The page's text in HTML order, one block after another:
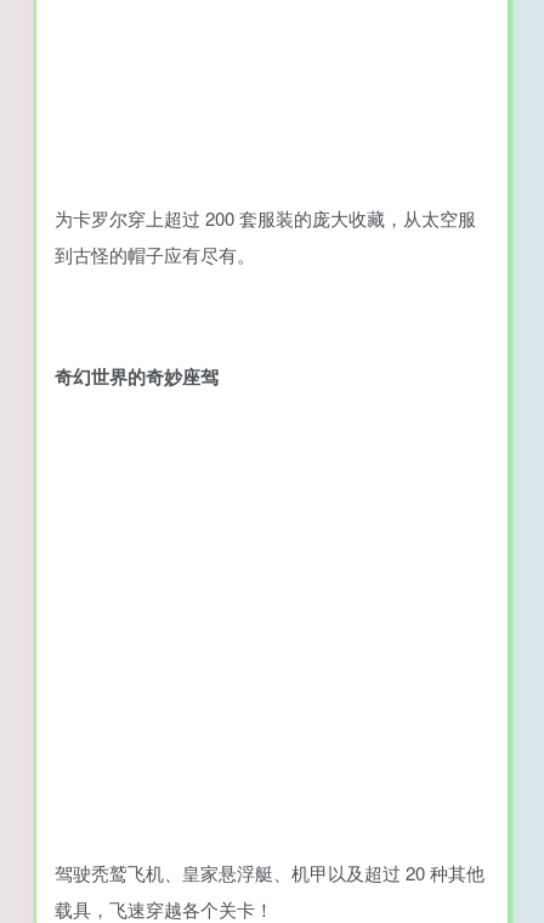
为卡罗尔穿上超过 200 套服装的庞大收藏，从太空服
到古怪的帽子应有尽有。
奇幻世界的奇妙座驾
驾驶秃鹫飞机、皇家悬浮艇、机甲以及超过 20 种其他
载具，飞速穿越各个关卡！